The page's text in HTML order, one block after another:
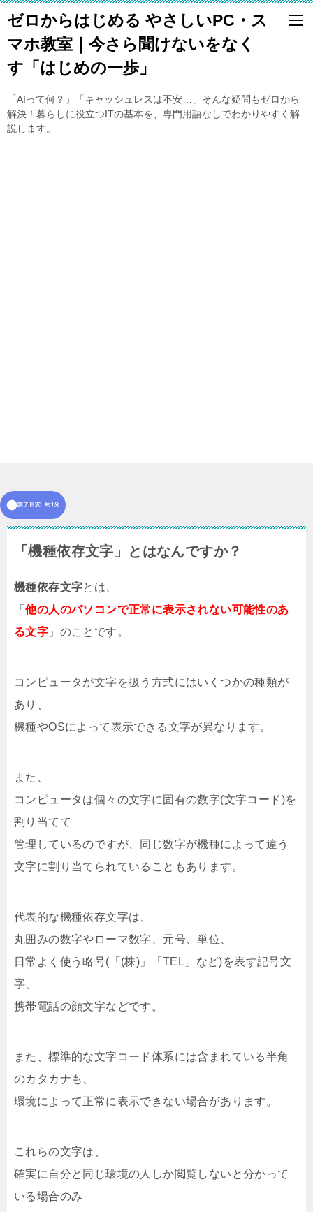
ゼロからはじめる やさしいPC・ス
マホ教室｜今さら聞けないをなく
す「はじめの一歩」
「AIって何？」「キャッシュレスは不安…」そんな疑問もゼロから
解決！暮らしに役立つITの基本を、専門用語なしでわかりやすく解
説します。
読了目安: 約1分
「機種依存文字」とはなんですか？
機種依存文字とは、
「他の人のパソコンで正常に表示されない可能性のあ
る文字 」のことです。
コンピュータが文字を扱う方式にはいくつかの種類が
あり、
機種やOSによって表示できる文字が異なります。
また、
コンピュータは個々の文字に固有の数字(文字コード)を
割り当てて
管理しているのですが、同じ数字が機種によって違う
文字に割り当てられていることもあります。
代表的な機種依存文字は、
丸囲みの数字やローマ数字、元号、単位、
日常よく使う略号(「(株)」「TEL」など)を表す記号文
字、
携帯電話の顔文字などです。
また、標準的な文字コード体系には含まれている半角
のカタカナも、
環境によって正常に表示できない場合があります。
これらの文字は、
確実に自分と同じ環境の人しか閲覧しないと分かって
いる場合のみ